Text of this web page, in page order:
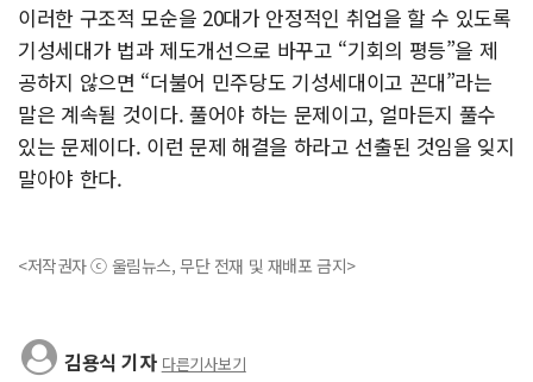
이러한 구조적 모순을 20대가 안정적인 취업을 할 수 있도록
기성세대가 법과 제도개선으로 바꾸고 “기회의 평등”을 제
공하지 않으면 “더불어 민주당도 기성세대이고 꼰대”라는
말은 계속될 것이다. 풀어야 하는 문제이고, 얼마든지 풀수
있는 문제이다. 이런 문제 해결을 하라고 선출된 것임을 잊지
말아야 한다.
<저작권자 ⓒ 울림뉴스, 무단 전재 및 재배포 금지>
김용식 기자 다른기사보기